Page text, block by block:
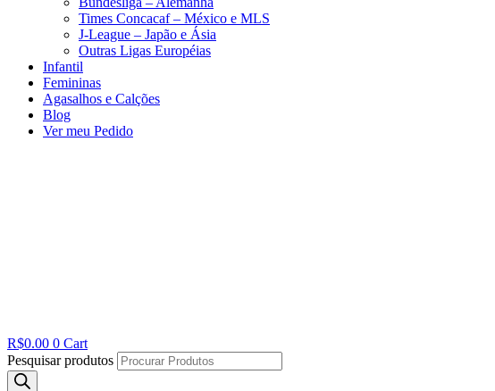
Times Concacaf – México e MLS
J-League – Japão e Ásia
Outras Ligas Européias
Infantil
Femininas
Agasalhos e Calções
Blog
Ver meu Pedido
R$0.00 0 Cart
Pesquisar produtos